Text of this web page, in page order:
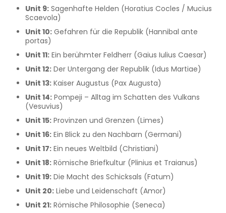
Unit 9: Sagenhafte Helden (Horatius Cocles / Mucius
Scaevola)
Unit 10: Gefahren für die Republik (Hannibal ante
portas)
Unit 11: Ein berühmter Feldherr (Gaius Iulius Caesar)
Unit 12: Der Untergang der Republik (Idus Martiae)
Unit 13: Kaiser Augustus (Pax Augusta)
Unit 14: Pompeji – Alltag im Schatten des Vulkans
(Vesuvius)
Unit 15: Provinzen und Grenzen (Limes)
Unit 16: Ein Blick zu den Nachbarn (Germani)
Unit 17: Ein neues Weltbild (Christiani)
Unit 18: Römische Briefkultur (Plinius et Traianus)
Unit 19: Die Macht des Schicksals (Fatum)
Unit 20: Liebe und Leidenschaft (Amor)
Unit 21: Römische Philosophie (Seneca)